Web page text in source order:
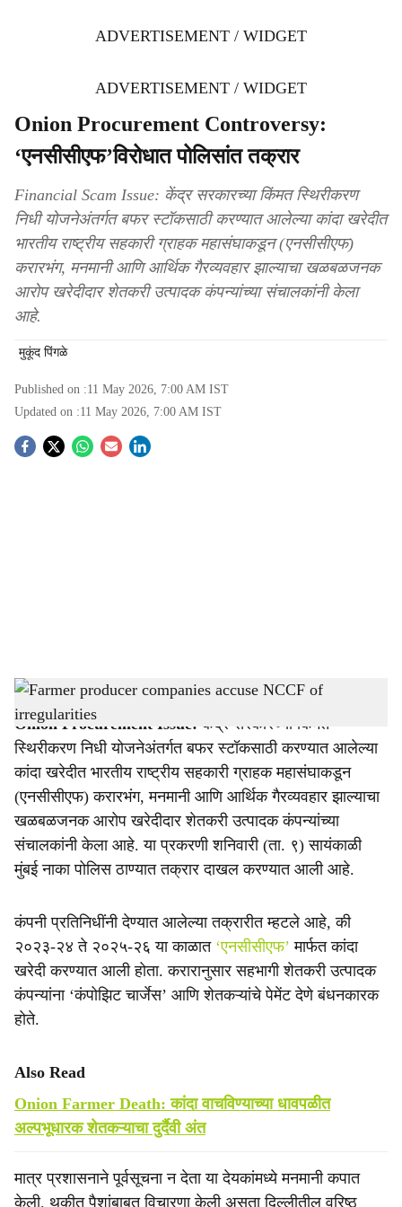
ADVERTISEMENT / WIDGET
ADVERTISEMENT / WIDGET
Onion Procurement Controversy:
‘एनसीसीएफ’विरोधात पोलिसांत तक्रार
Financial Scam Issue: केंद्र सरकारच्या किंमत स्थिरीकरण
निधी योजनेअंतर्गत बफर स्टॉकसाठी करण्यात आलेल्या कांदा खरेदीत
भारतीय राष्ट्रीय सहकारी ग्राहक महासंघाकडून (एनसीसीएफ)
करारभंग, मनमानी आणि आर्थिक गैरव्यवहार झाल्याचा खळबळजनक
आरोप खरेदीदार शेतकरी उत्पादक कंपन्यांच्या संचालकांनी केला
आहे.
मुकूंद पिंगळे
Published on :11 May 2026, 7:00 AM IST
Updated on :11 May 2026, 7:00 AM IST
S
h
a
r
e
Farmer producer companies accuse NCCF of irregularities -Agrowon
Onion Procurement Issue: केंद्र सरकारच्या किंमत
स्थिरीकरण निधी योजनेअंतर्गत बफर स्टॉकसाठी करण्यात आलेल्या
कांदा खरेदीत भारतीय राष्ट्रीय सहकारी ग्राहक महासंघाकडून
(एनसीसीएफ) करारभंग, मनमानी आणि आर्थिक गैरव्यवहार झाल्याचा
खळबळजनक आरोप खरेदीदार शेतकरी उत्पादक कंपन्यांच्या
संचालकांनी केला आहे. या प्रकरणी शनिवारी (ता. ९) सायंकाळी
मुंबई नाका पोलिस ठाण्यात तक्रार दाखल करण्यात आली आहे.
कंपनी प्रतिनिधींनी देण्यात आलेल्या तक्रारीत म्हटले आहे, की
२०२३-२४ ते २०२५-२६ या काळात‘एनसीसीएफ’मार्फत कांदा
खरेदी करण्यात आली होता. करारानुसार सहभागी शेतकरी उत्पादक
कंपन्यांना ‘कंपोझिट चार्जेस’ आणि शेतकऱ्यांचे पेमेंट देणे बंधनकारक
होते.
Also Read
Onion Farmer Death: कांदा वाचविण्याच्या धावपळीत
अल्पभूधारक शेतकऱ्याचा दुर्दैवी अंत
मात्र प्रशासनाने पूर्वसूचना न देता या देयकांमध्ये मनमानी कपात
केली. थकीत पैशांबाबत विचारणा केली असता दिल्लीतील वरिष्ठ